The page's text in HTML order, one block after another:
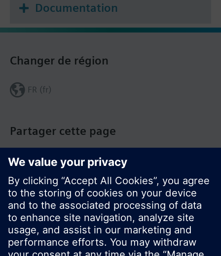
Documentation
Partager cette page
Changer de région
FR (fr)
© Siemens Switzerland Ltd. Building Technologies